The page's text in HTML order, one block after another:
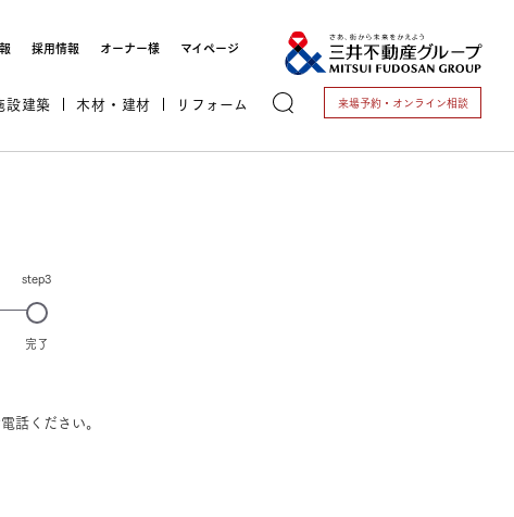
採用情報 オーナー様 マイページ
トする
これから開業される方
設建築 木材・建材 リフォーム 来場予約・ オンライン相談
step3
完了
話ください。